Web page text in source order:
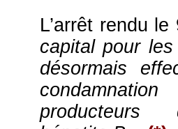
L’arrêt rendu
capital pour les
désormais